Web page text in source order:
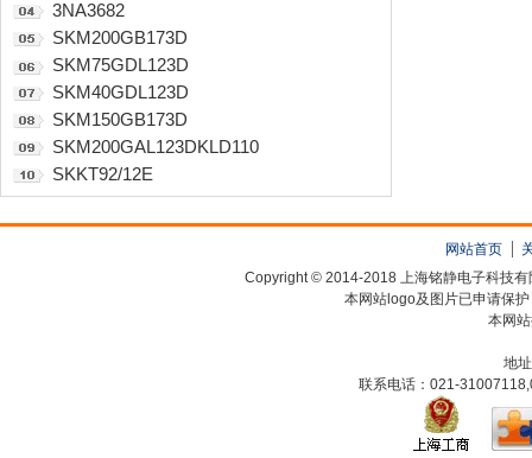
3NA3682
SKM200GB173D
SKM75GDL123D
SKM40GDL123D
SKM150GB173D
SKM200GAL123DKLD110
SKKT92/12E
网站首页
Copyright © 2014-2018 上海铭静电子科技
本网站logo及图片已申请保
本网
地
联系电话：021-